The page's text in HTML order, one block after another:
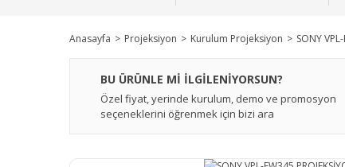
Anasayfa Projeksiyon Kurulum Projeksiyon SONY
BU ÜRÜNLE Mİ İLGİLENİYORSUN?
Özel fiyat, yerinde kurulum, demo ve promosyon
seçeneklerini öğrenmek için bizi ara